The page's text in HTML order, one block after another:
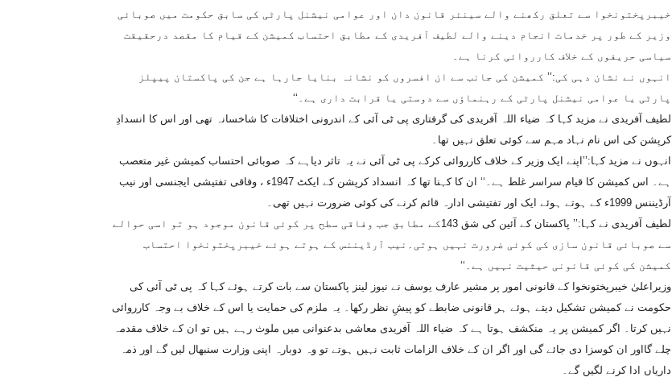
خیبرپختونخوا سے تعلق رکھنے والے سینئر قانون دان اور عوامی نیشنل پارٹی کی سابق حکومت میں صوبائی
وزیر کے طور پر خدمات انجام دینے والے لطیف آفریدی کے مطابق احتساب کمیشن کے قیام کا مقصد درحقیقت
سیاسی حریفوں کے خلاف کارروائی کرنا ہے۔
انہوں نے نشان دہی کی:’’ کمیشن کی جانب سے ان افسروں کو نشانہ بنایا جارہا ہے جن کی پاکستان پیپلز
پارٹی یا عوامی نیشنل پارٹی کے رہنماؤں سے دوستی یا قرابت داری ہے۔‘‘
لطیف آفریدی نے مزید کہا کہ ضیاء اللہ آفریدی کی گرفتاری پی ٹی آئی کے اندرونی اختلافات کا شاخسانہ تھی اور اس کا انسدادِ
کرپشن کی اس نام نہاد مہم سے کوئی تعلق نہیں تھا۔
انہوں نے مزید کہا:’’اپنے ایک وزیر کے خلاف کارروائی کرکے پی ٹی آئی نے یہ تاثر دیاہے کہ صوبائی احتساب کمیشن غیر متعصب
ہے۔ اس کمیشن کا قیام سراسر غلط ہے۔‘‘ ان کا کہنا تھا کہ انسداد کرپشن کے ایکٹ 1947ء ، وفاقی تفتیشی ایجنسی اور نیب
آرڈیننس 1999ء کے ہوتے ہوئے ایک اور تفتیشی ادارہ قائم کرنے کی کوئی ضرورت نہیں تھی۔
لطیف آفریدی نے کہا:’’ پاکستان کے آئین کی شق 143کے مطابق جب وفاقی سطح پر کوئی قانون موجود ہو تو اسی حوالے
سے صوبائی قانون سازی کی کوئی ضرورت نہیں ہوتی۔نیب آرڈیننس کے ہوتے ہوئے خیبرپختونخوا احتساب
کمیشن کی کوئی قانونی حیثیت نہیں ہے۔‘‘
وزیراعلیٰ خیبرپختونخوا کے قانونی امور پر مشیر عارف یوسف نے نیوز لینز پاکستان سے بات کرتے ہوئے کہا کہ پی ٹی آئی کی
حکومت نے کمیشن تشکیل دیتے ہوئے ہر قانونی ضابطے کو پیشِ نظر رکھا۔ یہ ملزم کی حمایت یا اس کے خلاف بے وجہ کارروائی
نہیں کرتا۔ اگر کمیشن پر یہ منکشف ہوتا ہے کہ ضیاء اللہ آفریدی معاشی بدعنوانی میں ملوث رہے ہیں تو ان کے خلاف مقدمہ
چلے گااور ان کوسزا دی جائے گی اور اگر ان کے خلاف الزامات ثابت نہیں ہوتے تو وہ دوبارہ اپنی وزارت سنبھال لیں گے اور ذمہ
داریاں ادا کرنے لگیں گے۔